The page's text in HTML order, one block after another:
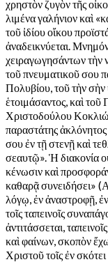
χρηστὸν ζυγὸν τῆς
λιμένα γαλήνιον καὶ
τοῦ ἰδίου οἴκου
ἀναδεικνύεται.
χειραγωγησάντων τὴν
τοῦ πνευματικοῦ σου
Πολυβίου, τοῦ τὴν σὴν
ἑτοιμάσαντος, καὶ
Χριστοδούλου
παραστάτης
σου ἐν τῇ στενῇ καὶ
σεαυτῷ». Ἡ διακονία
κένωσιν καὶ
καθαρᾷ συνειδήσει»
λόγῳ, ἐν ἀναστροφῇ,
τοῖς ταπεινοῖς
ἀντιτάσσεται,
καὶ φαίνων, σκοπὸν
Χριστοῦ τοῖς ἐν